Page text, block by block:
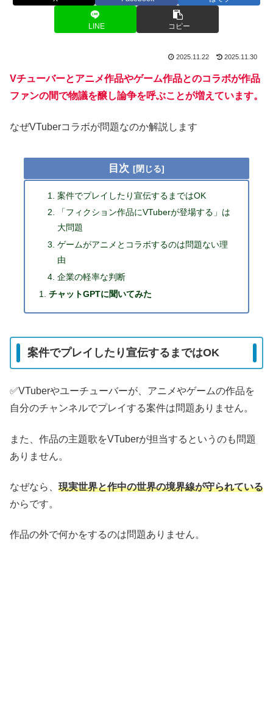
LINE コピー
2025.11.22 2025.11.30
Vチューバーとアニメ作品やゲーム作品とのコラボが作品
ファンの間で物議を醸し論争を呼ぶことが増えています。
なぜVTuberコラボが問題なのか解説します
目次
案件でプレイしたり宣伝するまではOK
「フィクション作品にVTuberが登場する」は
大問題
ゲームがアニメとコラボするのは問題ない理
由
企業の軽率な判断
チャットGPTに聞いてみた
案件でプレイしたり宣伝するまではOK
✅️VTuberやユーチューバーが、アニメやゲームの作品を
自分のチャンネルでプレイする案件は問題ありません。
また、作品の主題歌をVTuberが担当するというのも問題
ありません。
なぜなら、 現実世界と作中の世界の境界線が守られている
からです。
作品の外で何かをするのは問題ありません。